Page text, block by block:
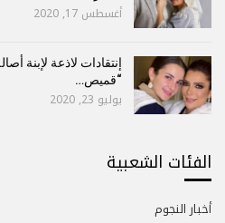
أغسطس 17, 2020
إنتقادات لاذعة لإبنة
“قميص…
يوليو 23, 2020
الفئات الشعبية
أخبار النجوم